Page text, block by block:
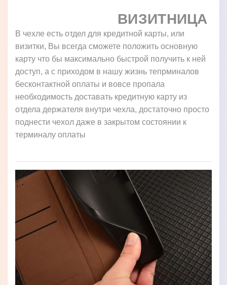
ВИЗИТНИЦА
В чехле есть отдел для кредитной карты, или
визитки, Вы всегда сможете положить основную
карту что бы максимально быстрой получить к ней
доступ, а с приходом в нашу жизнь тепрминалов
бесконтактной оплаты и вовсе пропала
необходимость доставать кредитную карту из
отдела держателя внутри чехла, достаточно просто
поднести чехол даже в закрытом состоянии к
терминалу оплаты